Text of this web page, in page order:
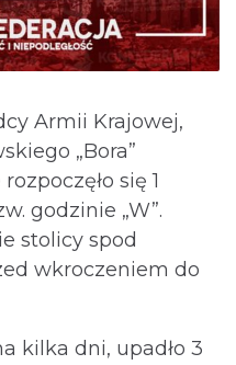
Armii Krajowej,
„Bora”
się 1
godzinie „W”.
stolicy spod
wkroczeniem do
kilka dni, upadło 3